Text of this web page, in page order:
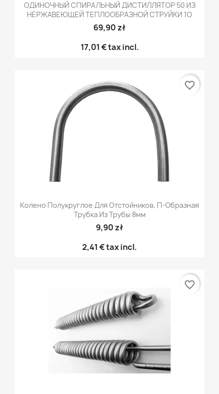
ОДИНОЧНЫЙ СПИРАЛЬНЫЙ ДИСТИЛЛЯТОР 50 ИЗ
НЕРЖАВЕЮЩЕЙ ТЕПЛООБРАЗНОЙ СТРУЙКИ 1O
69,90 zł
17,01 €tax incl.
Колено Полукруглое Для Отстойников, П-Образная
Трубка Из Трубы 8мм
9,90 zł
2,41 €tax incl.
favorite_border
favorite_border